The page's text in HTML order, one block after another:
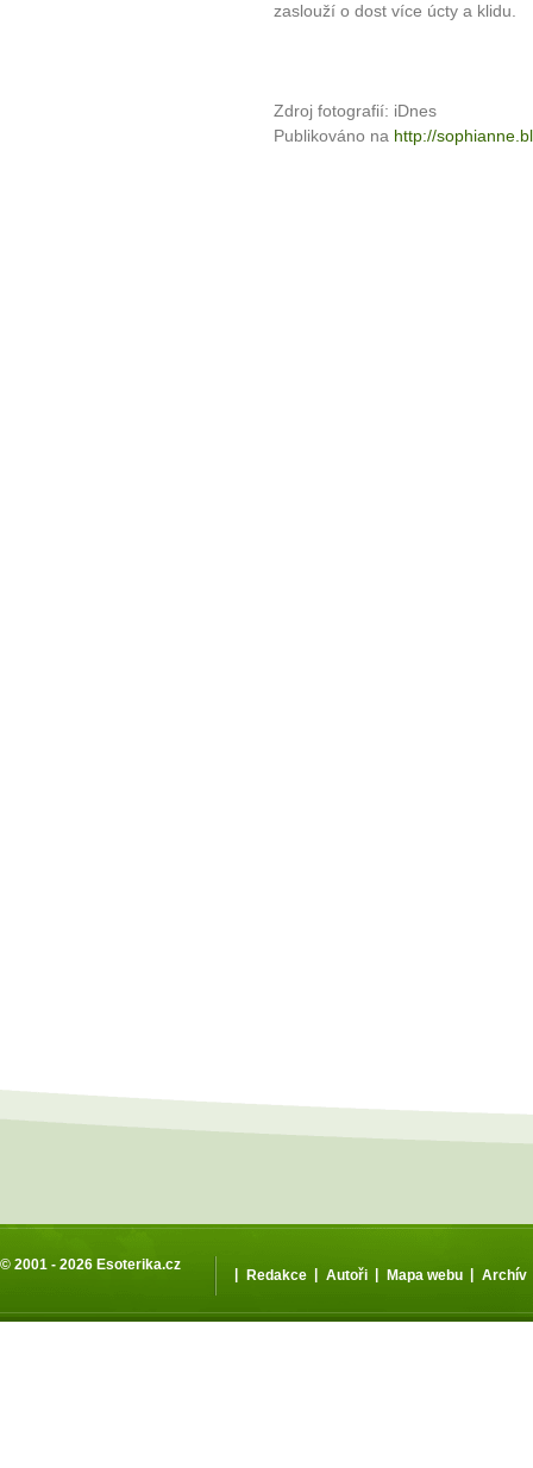
zaslouží o dost více úcty a klidu.
Zdroj fotografií: iDnes
Publikováno na http://
© 2001 - 2026 Esoterika.cz
| Redakce | Autoři | Mapa webu | Archív